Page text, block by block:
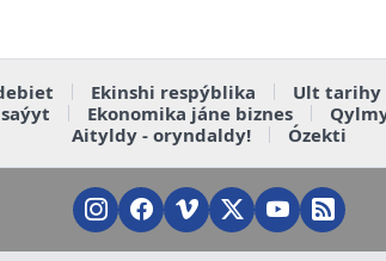
Ekinshi respýblika Ult tarihy
Ekonomika jáne biznes
Aityldy - oryndaldy!
Ózekti